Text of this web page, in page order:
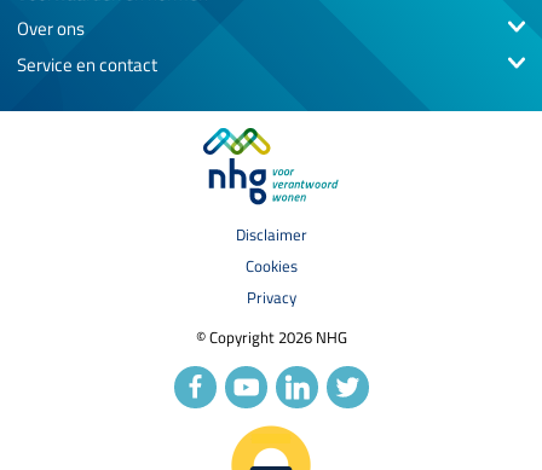
Over ons
Service en contact
© Copyright 2026 NHG
Disclaimer
Cookies
Privacy